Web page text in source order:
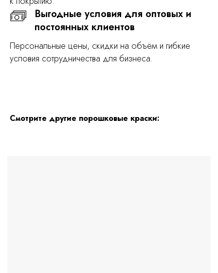
Выгодные условия для оптовых и
постоянных клиентов
Персональные цены, скидки на объём и гибкие
условия сотрудничества для бизнеса.
Смотрите другие порошковые краски: